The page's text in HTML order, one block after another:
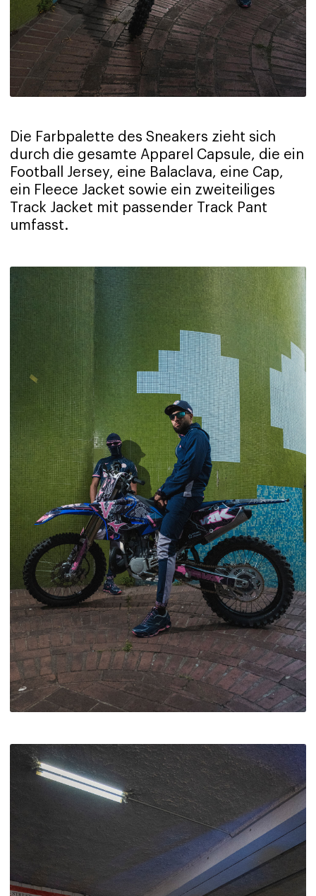
Die Farbpalette des Sneakers zieht sich
durch die gesamte Apparel Capsule, die ein
Football Jersey, eine Balaclava, eine Cap,
ein Fleece Jacket sowie ein zweiteiliges
Track Jacket mit passender Track Pant
umfasst.